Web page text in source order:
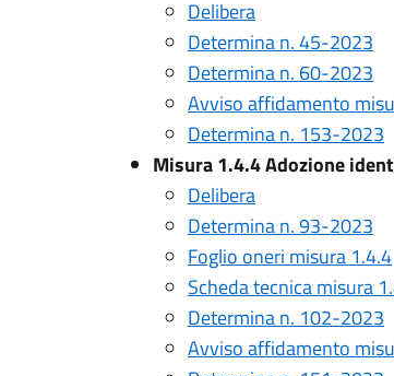
Delibera
Determina n. 45-2023
Determina n. 60-2023
Avviso affidamento
Determina n. 153-2023
Misura 1.4.4 Adozione
Delibera
Determina n. 93-2023
Foglio oneri misura 1.4.4
Scheda tecnica misura
Determina n. 102-2023
Avviso affidamento